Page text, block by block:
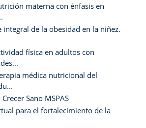
materna con énfasis en
integral de la obesidad en la niñez.
física en adultos con
médica nutricional del
Sano MSPAS
para el fortalecimiento de la